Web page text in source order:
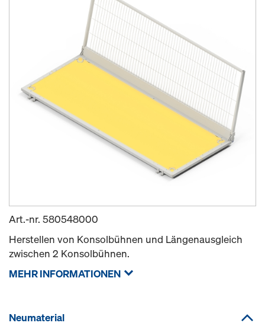
Art.-nr. 580548000
Herstellen von Konsolbühnen und Längenausgleich
zwischen 2 Konsolbühnen.
MEHR INFORMATIONEN
Neumaterial